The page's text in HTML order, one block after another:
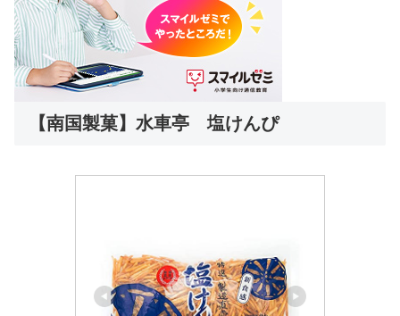
【南国製菓】水車亭 塩けんぴ